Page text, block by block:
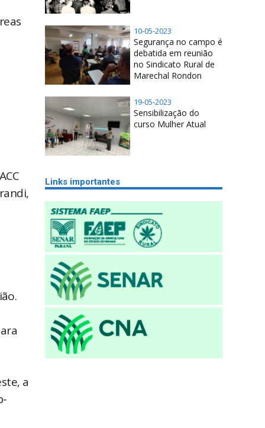
a
10-05-2023
Segurança no campo é
debatida em reunião
no Sindicato Rural de
Marechal Rondon
19-05-2023
Sensibilização do
curso Mulher Atual
Links importantes